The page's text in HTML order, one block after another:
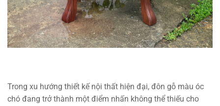
Trong xu hướng thiết kế nội thất hiện đại, đôn gỗ màu óc
chó đang trở thành một điểm nhấn không thể thiếu cho